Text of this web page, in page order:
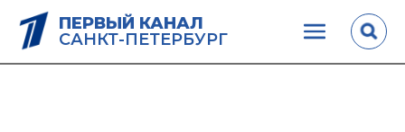
ПЕРВЫЙ КАНАЛ
САНКТ-ПЕТЕРБУРГ